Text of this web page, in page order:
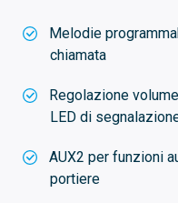
Melodie
chiamata
Regolazione
LED di
AUX2 per funzioni
portiere